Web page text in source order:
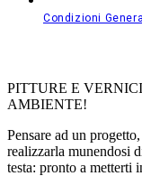
Condizioni
PITTURE E
AMBIENTE!
Pensare ad un
realizzarla munendosi
testa: pronto a metterti